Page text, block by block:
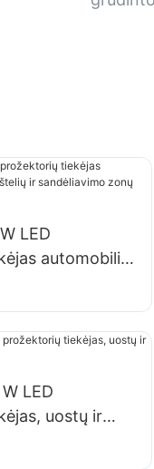
LED
automobilių
ir
apšvietimui
LED
uostų ir